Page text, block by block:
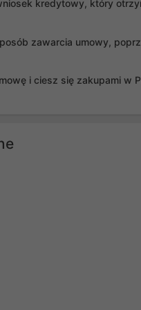
kredytowy, który
zawarcia umowy,
i ciesz się zakupami w